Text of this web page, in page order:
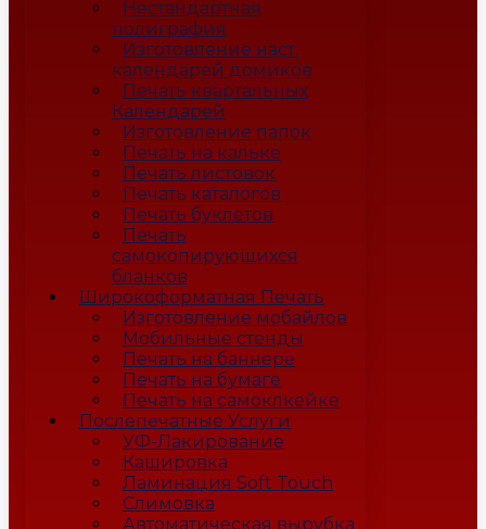
Нестандартная
полиграфия
Изготовление наст.
календарей домиков
Печать квартальных
Календарей
Изготовление папок
Печать на кальке
Печать листовок
Печать каталогов
Печать буклетов
Печать
самокопирующихся
бланков
Широкоформатная Печать
Изготовление мобайлов
Мобильные стенды
Печать на баннере
Печать на бумаге
Печать на самоклкейке
Послепечатные Услуги
УФ-Лакирование
Кашировка
Ламинация Soft Touch
Слимовка
Автоматическая вырубка